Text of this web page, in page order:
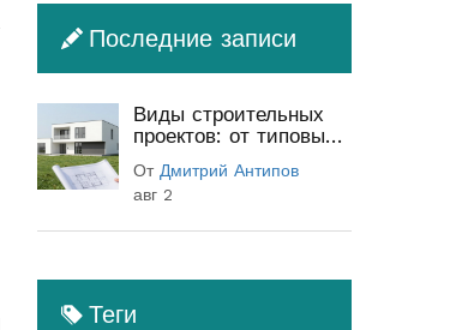
Последние записи
Виды строительных
проектов: от типовых
(полный гид)
От Дмитрий Антипов
авг 2
Теги